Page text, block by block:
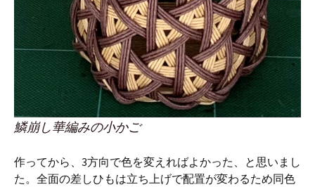
鱗崩し華編みの小かご
作ってから、3方向で色を変えればよかった、と思いまし
た。全面の差しひもは立ち上げで配置が変わるため同色